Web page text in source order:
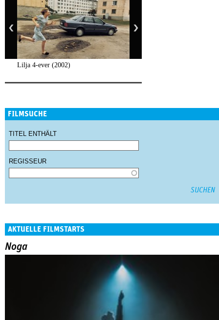
Lilja 4-ever (2002)
FILMSUCHE
TITEL ENTHÄLT
REGISSEUR
AKTUELLE FILMSTARTS
Noga